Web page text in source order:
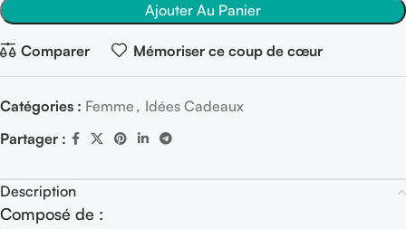
Ajouter Au Panier
Comparer Mémoriser ce coup de cœur
Catégories : Femme , Idées Cadeaux
Partager :
Description
Composé de :